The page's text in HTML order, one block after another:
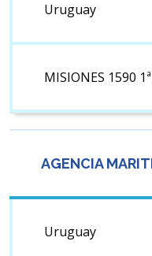
Uruguay
MISIONES 1590
AGENCIA
Uruguay